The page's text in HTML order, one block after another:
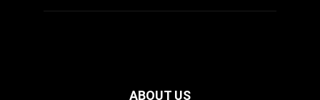
ABOUT US